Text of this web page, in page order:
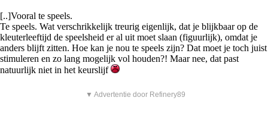
[..]Vooral te speels.
Te speels. Wat verschrikkelijk treurig eigenlijk, dat je blijkbaar op de
kleuterleeftijd de speelsheid er al uit moet slaan (figuurlijk), omdat je
anders blijft zitten. Hoe kan je nou te speels zijn? Dat moet je toch juist
stimuleren en zo lang mogelijk vol houden?! Maar nee, dat past
natuurlijk niet in het keurslijf
▼ Advertentie door Refinery89